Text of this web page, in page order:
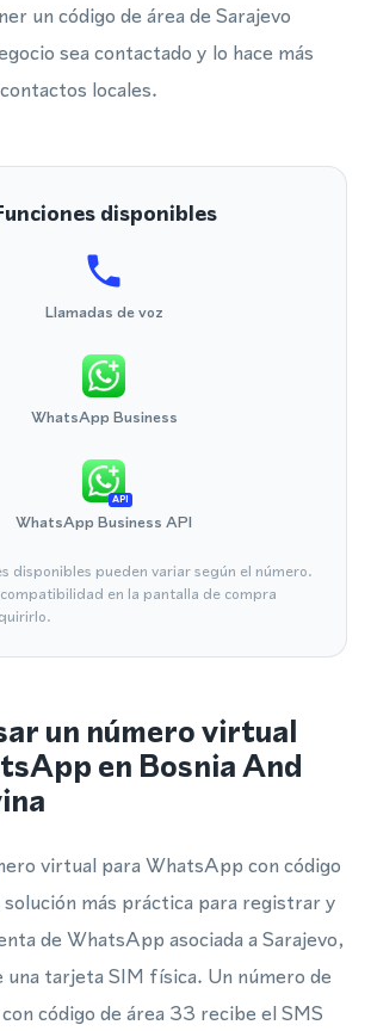
un código de área de Sarajevo
sea contactado y lo hace más
locales.
disponibles
Llamadas de voz
WhatsApp Business
API
WhatsApp Business API
disponibles pueden variar según el número.
en la pantalla de compra
un número virtual
en Bosnia And
virtual para WhatsApp con código
más práctica para registrar y
de WhatsApp asociada a Sarajevo,
una tarjeta SIM física. Un número de
código de área 33 recibe el SMS